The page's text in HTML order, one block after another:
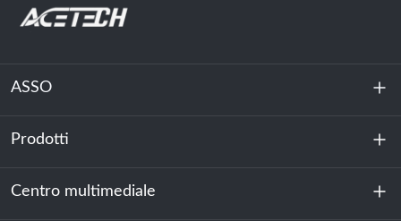
ASSO
Chi siamo
Sostenibilità
Prodotti
Accumulo di energia
Centro multimediale